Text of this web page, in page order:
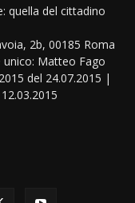
quella del cittadino
2b, 00185 Roma
unico: Matteo Fago
del 24.07.2015 |